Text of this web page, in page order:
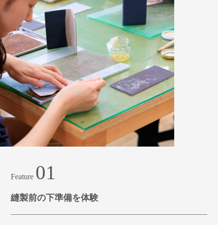
Feature 01
縫製前の下準備を体験